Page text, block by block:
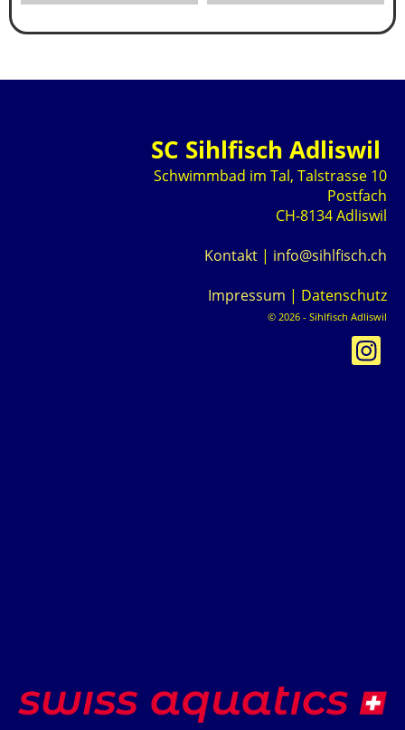
SC Sihlfisch Adliswil
Schwimmbad im Tal, Talstrasse 10
Postfach
CH-8134 Adliswil
Kontakt | info@sihlfisch.ch
Impressum | Datenschutz
© 2026 - Sihlfisch Adliswil